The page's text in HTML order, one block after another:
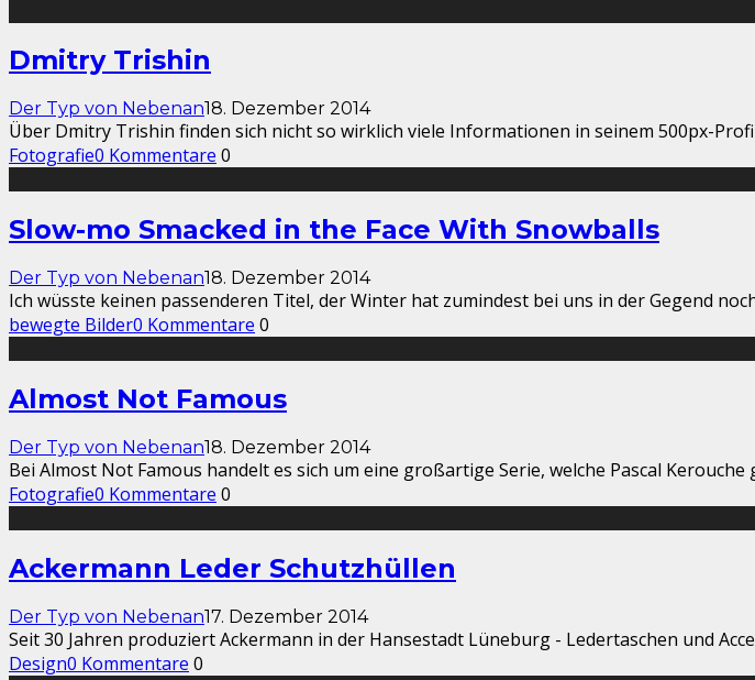
Dmitry Trishin
Der Typ von Nebenan18. Dezember 2014
Über Dmitry Trishin finden sich nicht so wirklich viele Informationen in seinem 500px-
Fotografie0 Kommentare 0
Slow-mo Smacked in the Face With Snowballs
Der Typ von Nebenan18. Dezember 2014
Ich wüsste keinen passenderen Titel, der Winter hat zumindest bei uns in der Gegend
bewegte Bilder0 Kommentare 0
Almost Not Famous
Der Typ von Nebenan18. Dezember 2014
Bei Almost Not Famous handelt es sich um eine großartige Serie, welche Pascal
Fotografie0 Kommentare 0
Ackermann Leder Schutzhüllen
Der Typ von Nebenan17. Dezember 2014
Seit 30 Jahren produziert Ackermann in der Hansestadt Lüneburg - Ledertaschen und
Design0 Kommentare 0